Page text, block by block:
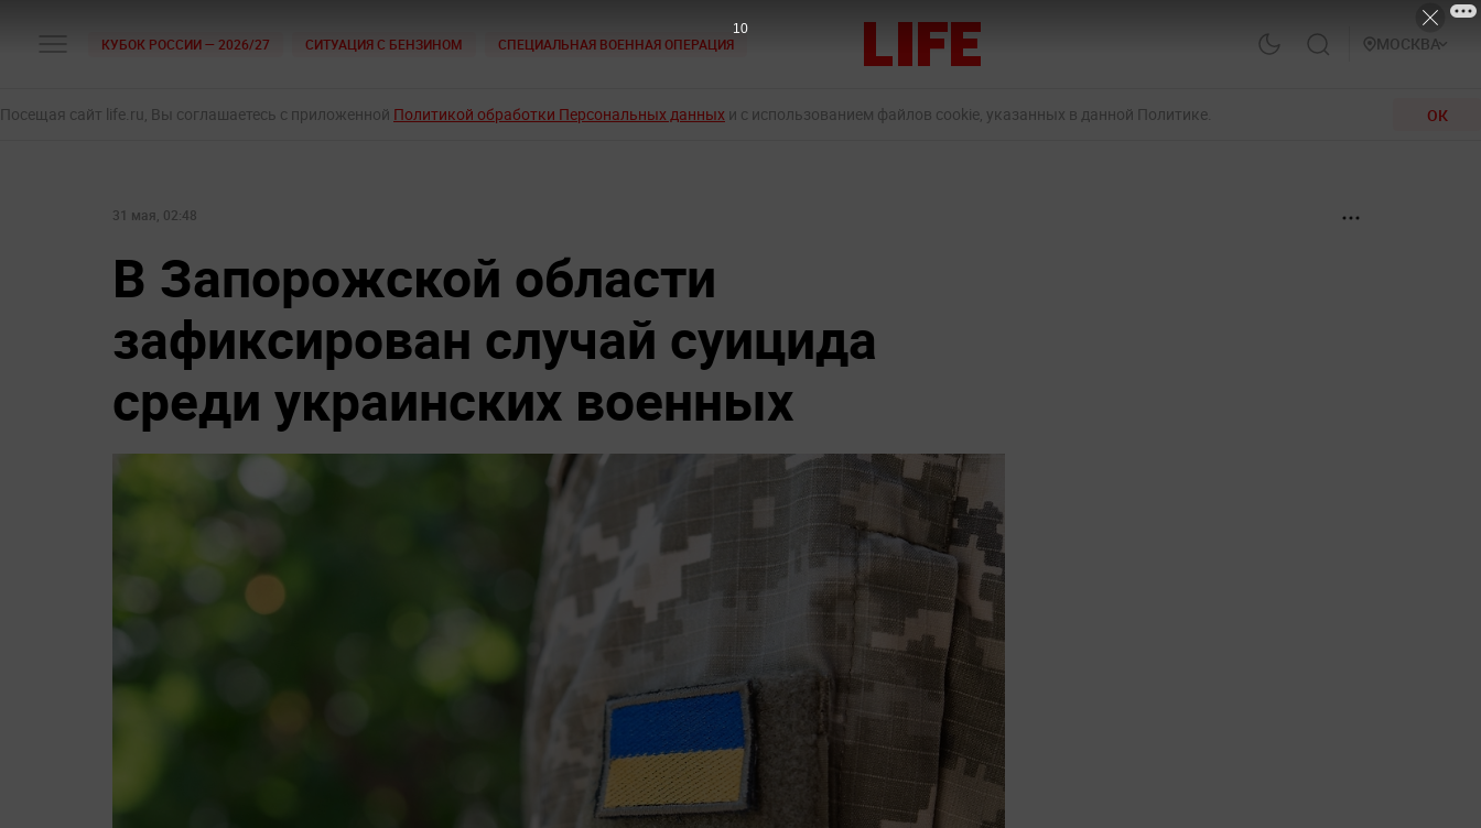
КУБОК РОССИИ — 2026/27 СИТУАЦИЯ С БЕНЗИНОМ СПЕЦИАЛЬНАЯ ВОЕННАЯ ОПЕРАЦИЯ МОСКВА
Посещая сайт life.ru, Вы соглашаетесь с приложенной Политикой обработки Персональных данных и с использованием файлов cookie, указанных в данной Политике. ОК
31 мая, 02:48
В Запорожской области
зафиксирован случай суицида
среди украинских военных
9